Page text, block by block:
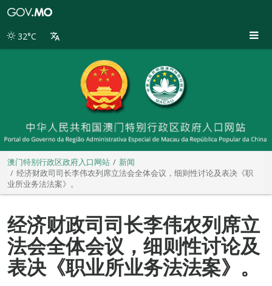
别
32°C
澳门特别行政区政府入口网站
新闻
经济财政司司长李伟农列席立法会全体会议，细则性讨论及表决《职
业所业务法法案》。
经济财政司司长李伟农列席立
法会全体会议，细则性讨论及
表决《职业所业务法法案》。